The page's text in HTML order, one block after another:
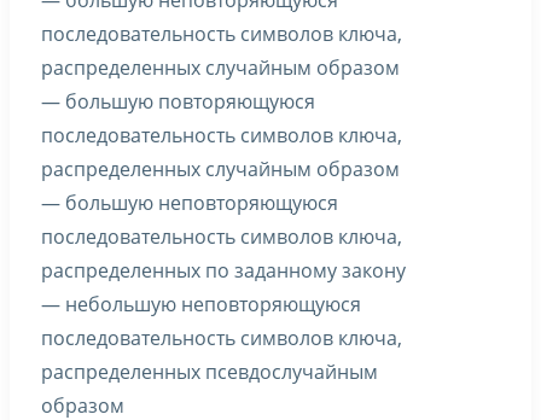
последовательность символов ключа,
распределенных случайным образом
— большую повторяющуюся
последовательность символов ключа,
распределенных случайным образом
— большую неповторяющуюся
последовательность символов ключа,
распределенных по заданному закону
— небольшую неповторяющуюся
последовательность символов ключа,
распределенных псевдослучайным
образом